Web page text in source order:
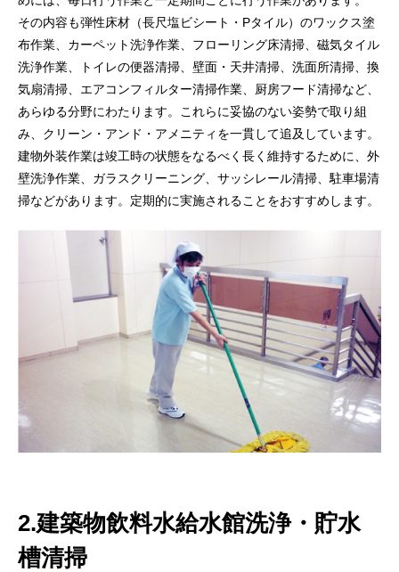
その内容も弾性床材（長尺塩ビシート・Pタイル）のワックス塗
布作業、カーペット洗浄作業、フローリング床清掃、磁気タイル
洗浄作業、トイレの便器清掃、壁面・天井清掃、洗面所清掃、換
気扇清掃、エアコンフィルター清掃作業、厨房フード清掃など、
あらゆる分野にわたります。これらに妥協のない姿勢で取り組
み、クリーン・アンド・アメニティを一貫して追及しています。
建物外装作業は竣工時の状態をなるべく長く維持するために、外
壁洗浄作業、ガラスクリーニング、サッシレール清掃、駐車場清
掃などがあります。定期的に実施されることをおすすめします。
2.建築物飲料水給水館洗浄・貯水
槽清掃